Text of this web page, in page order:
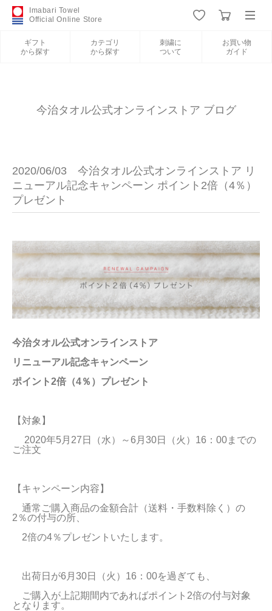
Imabari Towel
Official Online Store
ギフト
から探す
カテゴリ
から探す
刺繍に
ついて
お買い物
ガイド
新規会員登録
ギフトから探す
刺繍について
お買い物ガイド
会員サービス
店舗リスト
ヘルプ
規約
今治タオル公式オンラインストア ブログ
2020/06/03 今治タオル公式オンラインストア リ
ニューアル記念キャンペーン ポイント2倍（4％）
プレゼント
今治タオル公式オンラインストア
リニューアル記念キャンペーン
ポイント2倍（4％）プレゼント
【対象】
2020年5月27日（水）～6月30日（火）16：00までの
ご注文
【キャンペーン内容】
通常ご購入商品の金額合計（送料・手数料除く）の
2％の付与の所、
2倍の4％プレゼントいたします。
出荷日が6月30日（火）16：00を過ぎても、
ご購入が上記期間内であればポイント2倍の付与対象
となります。